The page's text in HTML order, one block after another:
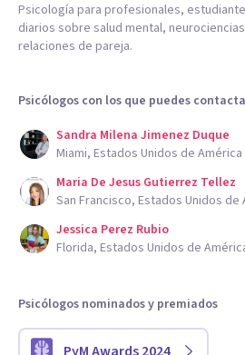
Psicología para profesionales,
diarios sobre salud mental,
relaciones de pareja.
Psicólogos con los que puedes
Sandra Milena Jimenez Duque
Miami, Estados Unidos de América
Maria De Jesus Gutierrez Tellez
San Francisco, Estados Unidos de
Jessica Perez Rubio
Florida, Estados Unidos de
Psicólogos nominados y premiados